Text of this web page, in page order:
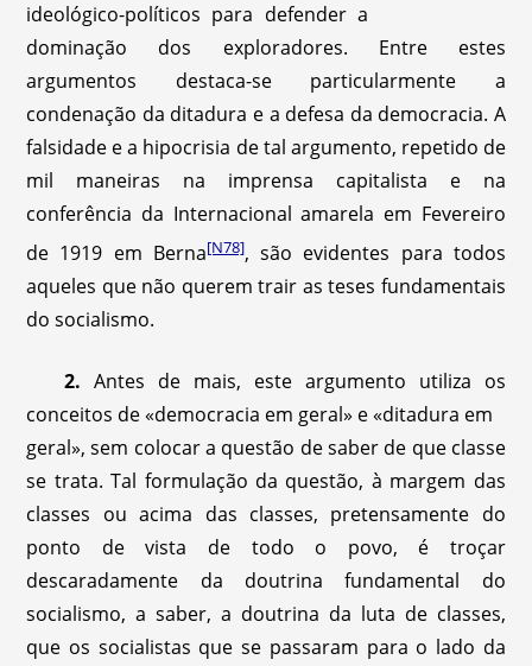
ideológico-políticos para defender a
dominação dos exploradores. Entre estes
argumentos destaca-se particularmente a
condenação da ditadura e a defesa da democracia. A
falsidade e a hipocrisia de tal argumento, repetido de
mil maneiras na imprensa capitalista e na
conferência da Internacional amarela em Fevereiro
de 1919 em Berna[N78], são evidentes para todos
aqueles que não querem trair as teses fundamentais
do socialismo.
2. Antes de mais, este argumento utiliza os
conceitos de «democracia em geral» e «ditadura em
geral», sem colocar a questão de saber de que classe
se trata. Tal formulação da questão, à margem das
classes ou acima das classes, pretensamente do
ponto de vista de todo o povo, é troçar
descaradamente da doutrina fundamental do
socialismo, a saber, a doutrina da luta de classes,
que os socialistas que se passaram para o lado da